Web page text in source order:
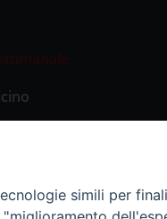
simili per